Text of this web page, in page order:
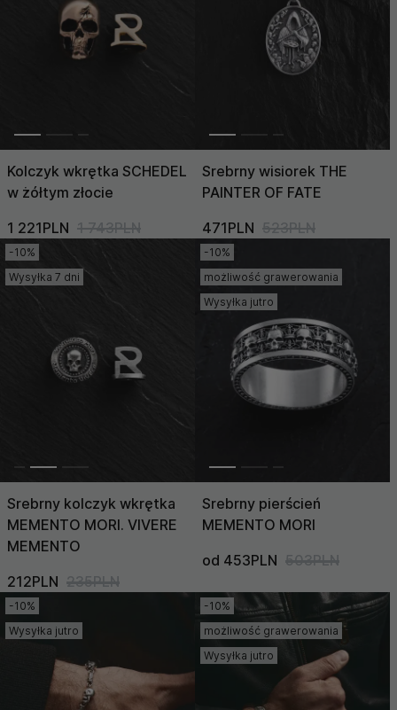
Cena (Wysoka >
Kolczyk wkrętka SCHEDEL
w żółtym złocie
1 221PLN 1 743PLN
Srebrny wisiorek THE
PAINTER OF FATE
471PLN 523PLN
-10%
Wysyłka 7 dni
Srebrny kolczyk wkrętka
MEMENTO MORI. VIVERE
MEMENTO
212PLN 235PLN
-10%
możliwość grawerowania
Wysyłka jutro
Srebrny pierścień
MEMENTO MORI
od 453PLN 503PLN
-10%
Wysyłka jutro
-10%
możliwość grawerowania
Wysyłka jutro